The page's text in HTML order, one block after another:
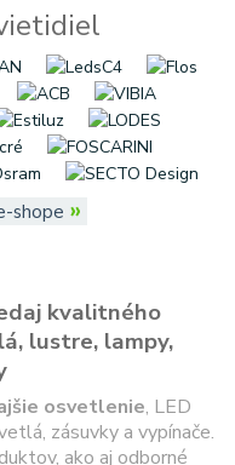
shope »
kvalitného
lustre, lampy,
osvetlenie, LED
zásuvky a vypínače.
ako aj odborné